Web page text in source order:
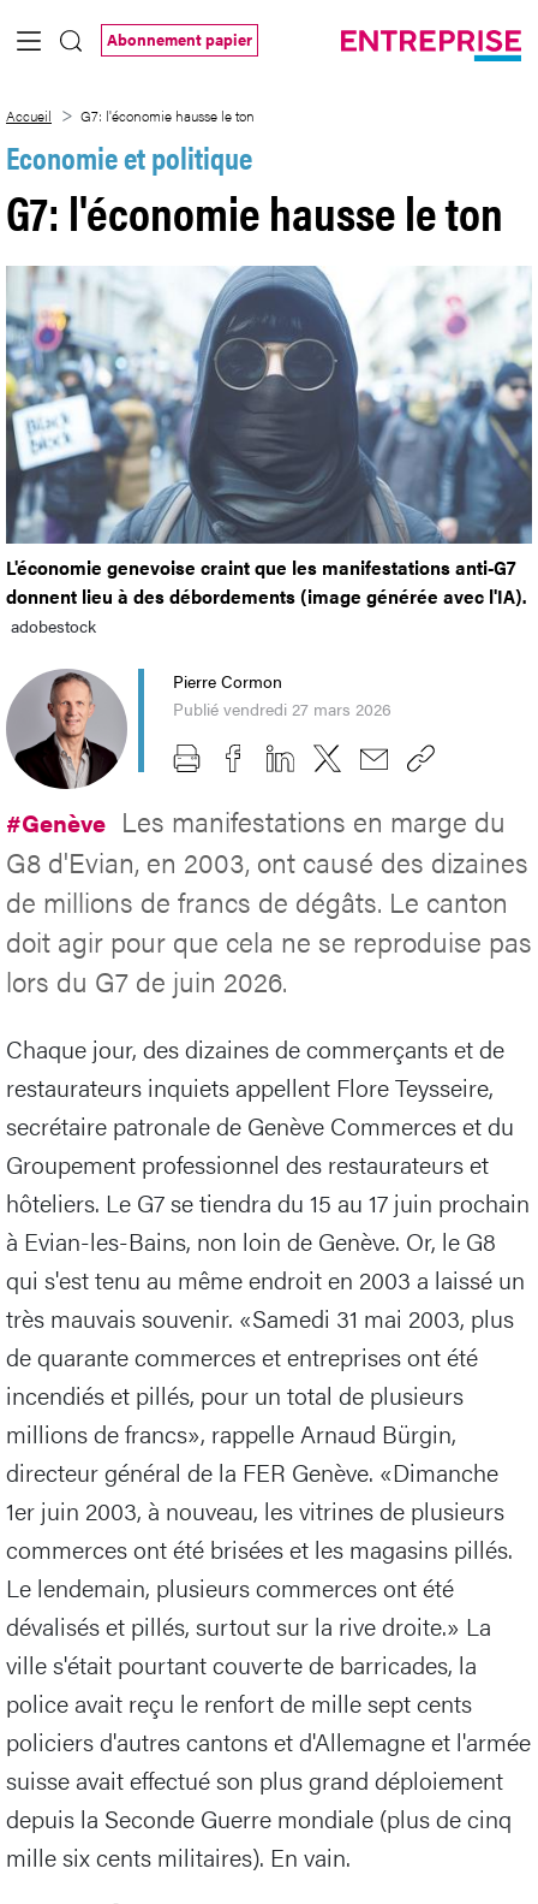
Saut au contenu principal
Abonnement papier
Accueil G7: l'économie hausse le ton
Economie et politique
G7: l'économie hausse le ton
L'économie genevoise craint que les manifestations anti-G7
donnent lieu à des débordements (image générée avec l'IA).
adobestock
Pierre Cormon
Publié vendredi 27 mars 2026
#Genève Les manifestations en marge du
G8 d'Evian, en 2003, ont causé des dizaines
de millions de francs de dégâts. Le canton
doit agir pour que cela ne se reproduise pas
lors du G7 de juin 2026.
Chaque jour, des dizaines de commerçants et de
restaurateurs inquiets appellent Flore Teysseire,
secrétaire patronale de Genève Commerces et du
Groupement professionnel des restaurateurs et
hôteliers. Le G7 se tiendra du 15 au 17 juin prochain
à Evian-les-Bains, non loin de Genève. Or, le G8
qui s'est tenu au même endroit en 2003 a laissé un
très mauvais souvenir. «Samedi 31 mai 2003, plus
de quarante commerces et entreprises ont été
incendiés et pillés, pour un total de plusieurs
millions de francs», rappelle Arnaud Bürgin,
directeur général de la FER Genève. «Dimanche
1er juin 2003, à nouveau, les vitrines de plusieurs
commerces ont été brisées et les magasins pillés.
Le lendemain, plusieurs commerces ont été
dévalisés et pillés, surtout sur la rive droite.» La
ville s'était pourtant couverte de barricades, la
police avait reçu le renfort de mille sept cents
policiers d'autres cantons et d'Allemagne et l'armée
suisse avait effectué son plus grand déploiement
depuis la Seconde Guerre mondiale (plus de cinq
mille six cents militaires). En vain.